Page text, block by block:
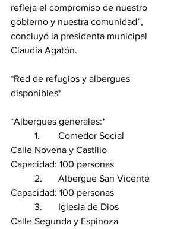
refleja el compromiso de nuestro
gobierno y nuestra comunidad”,
concluyó la presidenta municipal
Claudia Agatón.
*Red de refugios y albergues
disponibles*
*Albergues generales:*
	1.	Comedor Social
Calle Novena y Castillo
Capacidad: 100 personas
	2.	Albergue San Vicente
Capacidad: 100 personas
	3.	Iglesia de Dios
Calle Segunda y Espinoza